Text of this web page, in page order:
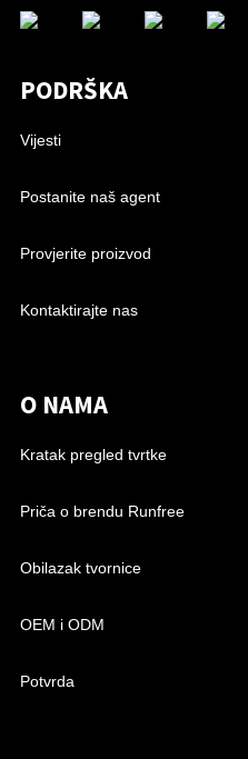
PODRŠKA
Vijesti
Postanite naš agent
Provjerite proizvod
Kontaktirajte nas
O NAMA
Kratak pregled tvrtke
Priča o brendu Runfree
Obilazak tvornice
OEM i ODM
Potvrda